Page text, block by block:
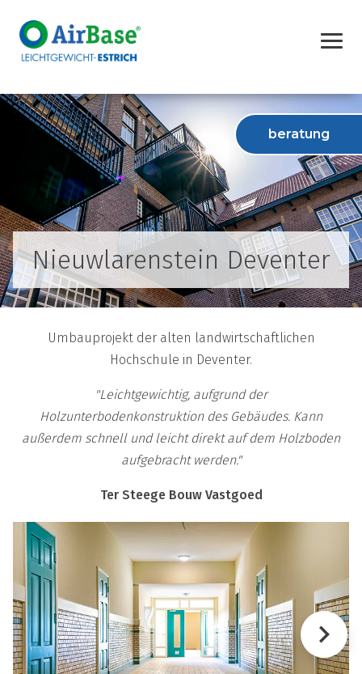
beratung
Nieuwlarenstein Deventer
Umbauprojekt der alten landwirtschaftlichen
Hochschule in Deventer.
"Leichtgewichtig, aufgrund der
Holzunterbodenkonstruktion des Gebäudes. Kann
außerdem schnell und leicht direkt auf dem Holzboden
aufgebracht werden."
Ter Steege Bouw Vastgoed
keyboard_arrow_right